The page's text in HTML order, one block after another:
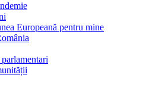
Europeană pentru mine